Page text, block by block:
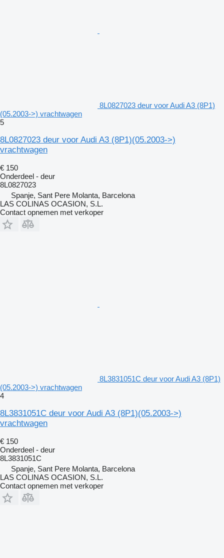
8L0827023 deur voor Audi A3 (8P1)
(05.2003->) vrachtwagen
5
8L0827023 deur voor Audi A3 (8P1)(05.2003->)
vrachtwagen
€ 150
Onderdeel - deur
8L0827023
Spanje, Sant Pere Molanta, Barcelona
LAS COLINAS OCASION, S.L.
Contact opnemen met verkoper
8L3831051C deur voor Audi A3 (8P1)
(05.2003->) vrachtwagen
4
8L3831051C deur voor Audi A3 (8P1)(05.2003->)
vrachtwagen
€ 150
Onderdeel - deur
8L3831051C
Spanje, Sant Pere Molanta, Barcelona
LAS COLINAS OCASION, S.L.
Contact opnemen met verkoper